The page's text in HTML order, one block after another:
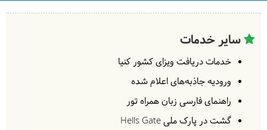
بعد از صرف صبحانه به سمت ماسای مارا حرکت می‌کنیم،
پس از رسیدن به هتل در ماسای مارا و صرف ناهار، بعد از
ظهر به دیدار مردم ماسایی میرویم تا با فرهنگ بومی این
قوم آشنا شویم.
= لوج ماسای مارا
شنبه July 5, 2025 | 1404/04/14
سایر خدمات
خدمات دریافت ویزای کشور کنیا
ورودیه جاذبه‌های اعلام شده
راهنمای فارسی زبان همراه تور
گشت در پارک ملی Hells Gate